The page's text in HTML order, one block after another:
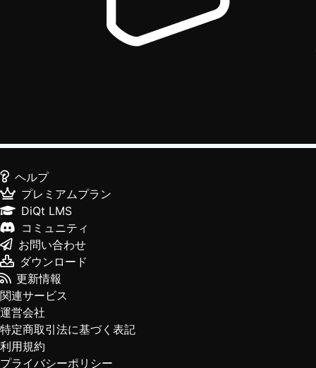
ヘルプ
プレミアムプラン
DiQt LMS
コミュニティ
お問い合わせ
ダウンロード
更新情報
関連サービス
運営会社
特定商取引法に基づく表記
利用規約
プライバシーポリシー